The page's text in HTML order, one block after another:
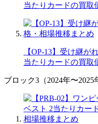
当たりカードの買取
【OP-13】受け継が
当たりカードの買取
ブロック3（2024年〜2025